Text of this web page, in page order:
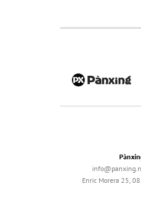
Enric Morera 25,